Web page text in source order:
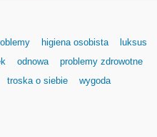
higiena osobista
luksus
odnowa
problemy zdrowotne
troska o siebie
wygoda